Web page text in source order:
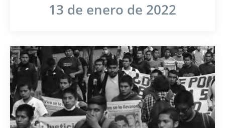
13 de enero de 2022